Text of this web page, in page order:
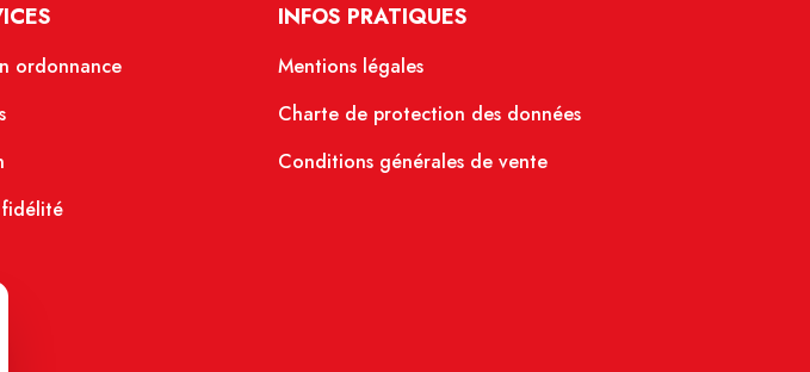
ordonnance
INFOS PRATIQUES
Mentions légales
Charte de protection des données
Conditions générales de vente